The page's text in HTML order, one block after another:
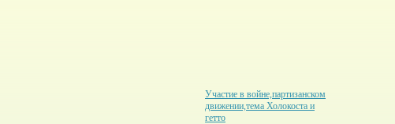
Участие в войне,партизанском
движении,тема Холокоста и
гетто